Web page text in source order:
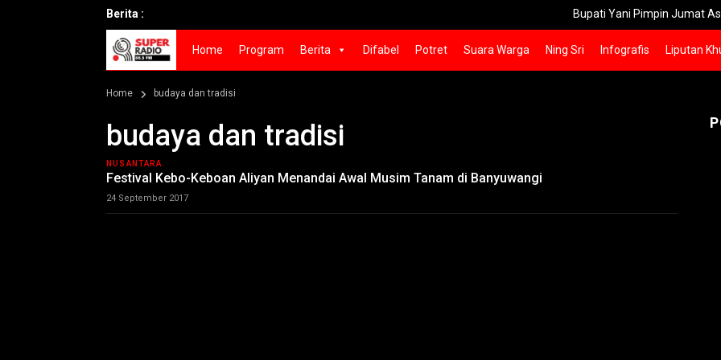
Berita : Bupati Yani Pimpin Jumat Asri Bersih-
Home Program Berita Difabel Potret Suara Warga Ning Sri Infografis Liputan
Home budaya dan tradisi
budaya dan tradisi
NUSANTARA
Festival Kebo-Keboan Aliyan Menandai Awal Musim Tanam di Banyuwangi
24 September 2017